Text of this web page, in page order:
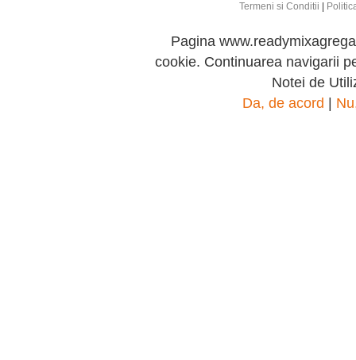
Termeni si Conditii
Pagina
cookie. Continuarea navigarii
Notei de
Da, de acord